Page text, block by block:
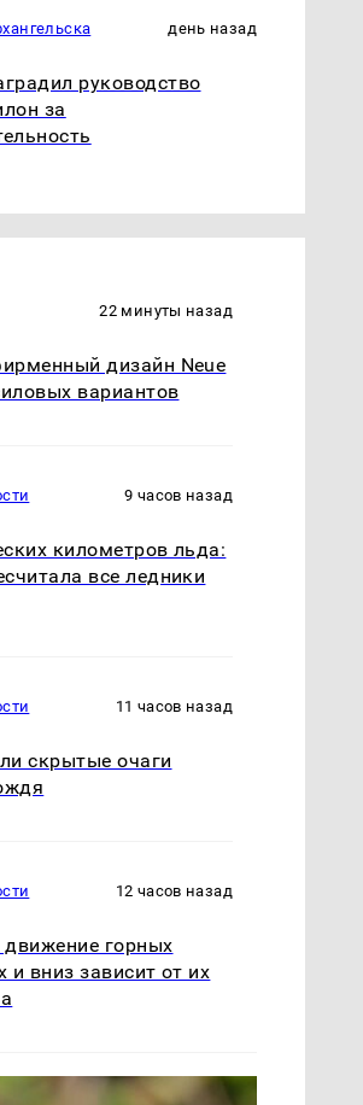
день назад
руководство
за
22 минуты назад
дизайн Neue
вариантов
9 часов назад
километров льда:
все ледники
11 часов назад
скрытые очаги
12 часов назад
движение горных
и вниз зависит от их